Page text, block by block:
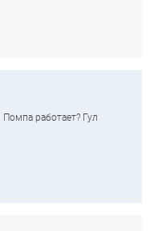
работает? Гул